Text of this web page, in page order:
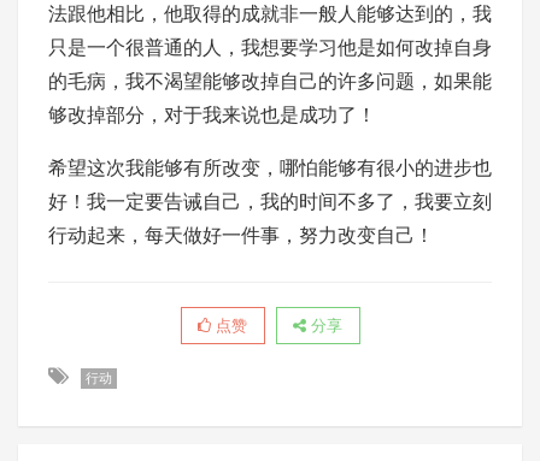
法跟他相比，他取得的成就非一般人能够达到的，我
只是一个很普通的人，我想要学习他是如何改掉自身
的毛病，我不渴望能够改掉自己的许多问题，如果能
够改掉部分，对于我来说也是成功了！
希望这次我能够有所改变，哪怕能够有很小的进步也
好！我一定要告诫自己，我的时间不多了，我要立刻
行动起来，每天做好一件事，努力改变自己！
点赞 分享
行动